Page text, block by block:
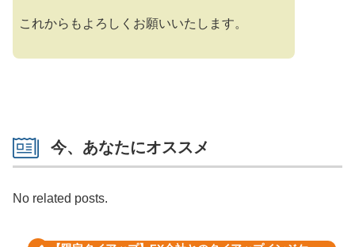
これからもよろしくお願いいたします。
今、あなたにオススメ
No related posts.